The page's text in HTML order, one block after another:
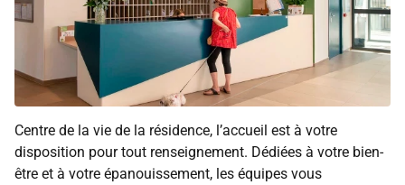
Centre de la vie de la résidence, l’accueil est à votre
disposition pour tout renseignement. Dédiées à votre bien-
être et à votre épanouissement, les équipes vous